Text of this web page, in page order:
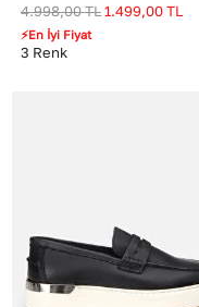
4.998,00TL 1.499,00 TL
⚡En İyi Fiyat
3 Renk